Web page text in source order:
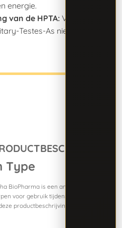
energie.
van de HPTA: Verstoort de
Testes-As niet.
Type
BioPharma is een androgeen en
voor gebruik tijdens en na anabole
productbeschrijving kunt u